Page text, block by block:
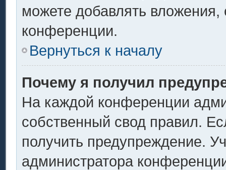
можете добавлять
конференции.
Вернуться к началу
Почему я получил
На каждой конференции
собственный свод правил.
получить предупреждение.
администратора